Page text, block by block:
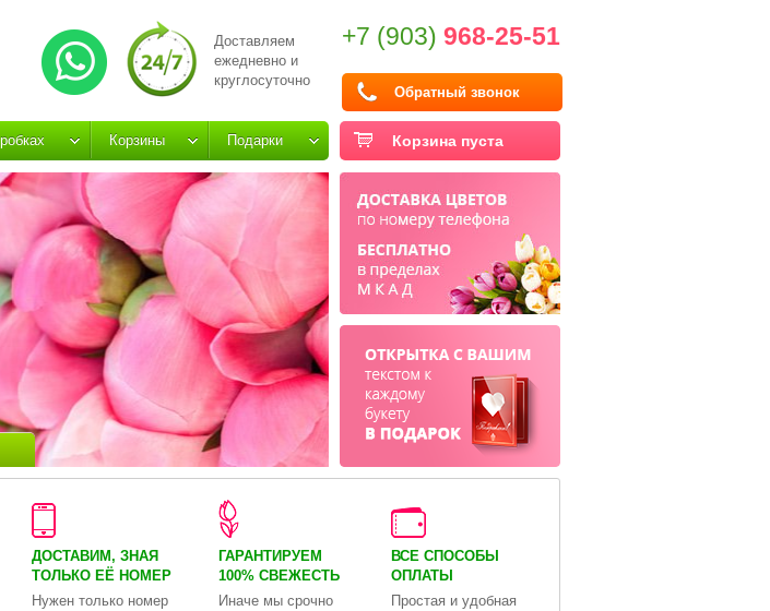
Доставляем
ежедневно и
круглосуточно
+7 (903) 968-25-51
Обратный звонок
Корзина пуста
Корзины Подарки
ДОСТАВИМ, ЗНАЯ
ТОЛЬКО ЕЁ НОМЕР
Нужен только номер
ГАРАНТИРУЕМ
100% СВЕЖЕСТЬ
Иначе мы срочно
ВСЕ СПОСОБЫ
ОПЛАТЫ
Простая и удобная